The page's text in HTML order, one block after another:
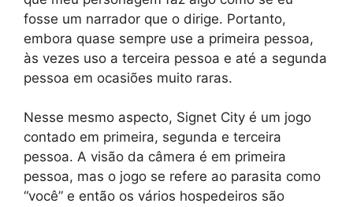
fosse um narrador que o dirige. Portanto,
embora quase sempre use a primeira pessoa,
às vezes uso a terceira pessoa e até a segunda
pessoa em ocasiões muito raras.
Nesse mesmo aspecto, Signet City é um jogo
contado em primeira, segunda e terceira
pessoa. A visão da câmera é em primeira
pessoa, mas o jogo se refere ao parasita como
“você” e então os vários hospedeiros são